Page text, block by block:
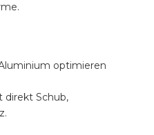
optimieren
direkt Schub,